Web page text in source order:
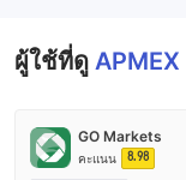
ผู้ใช้ที่ดู APMEX
GO Markets
คะแนน 8.98